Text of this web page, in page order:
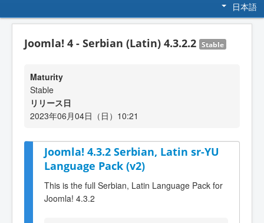
日本語
Joomla! 4 - Serbian (Latin) 4.3.2.2 Stable
Maturity
Stable
リリース日
2023年06月04日（日）10:21
Joomla! 4.3.2 Serbian, Latin sr-YU
Language Pack (v2)
This is the full Serbian, Latin Language Pack for
Joomla! 4.3.2